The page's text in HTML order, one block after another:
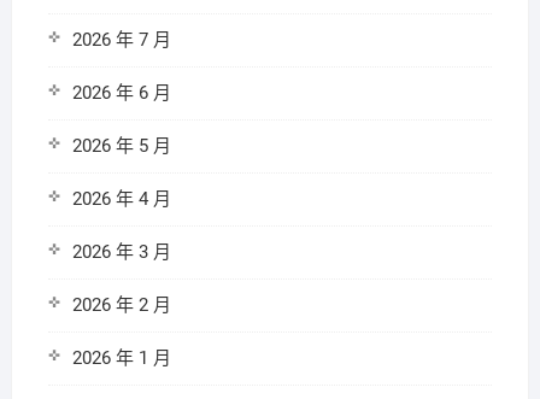
2026 年 7 月
2026 年 6 月
2026 年 5 月
2026 年 4 月
2026 年 3 月
2026 年 2 月
2026 年 1 月